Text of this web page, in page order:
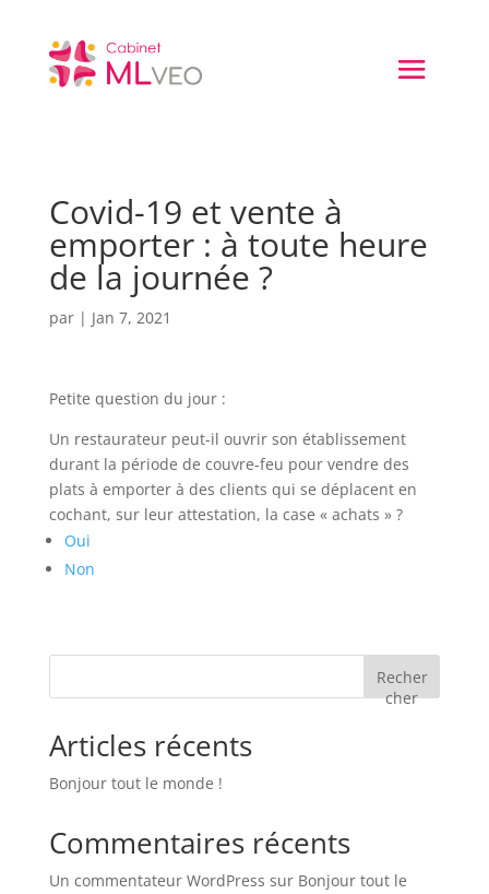
Covid-19 et vente à
emporter : à toute heure
de la journée ?
par | Jan 7, 2021
Petite question du jour :
Un restaurateur peut-il ouvrir son établissement
durant la période de couvre-feu pour vendre des
plats à emporter à des clients qui se déplacent en
cochant, sur leur attestation, la case « achats » ?
Oui
Non
Recher
cher
Articles récents
Bonjour tout le monde !
Commentaires récents
Un commentateur WordPress sur Bonjour tout le